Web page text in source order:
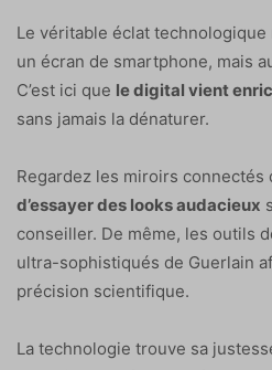
Le véritable éclat
un écran de smartphone, mais
C’est ici que le digital vient
sans jamais la dénaturer.
Regardez les miroirs connectés
d’essayer des looks audacieux
conseiller. De même, les outils
ultra-sophistiqués de Guerlain
précision scientifique.
La technologie trouve sa